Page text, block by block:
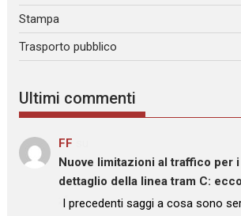
Stampa
Trasporto pubblico
Ultimi commenti
FF
Nuove limitazioni al traffico per
dettaglio della linea tram C:
: “I precedenti saggi a cosa sono